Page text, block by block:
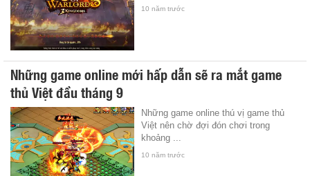
10 năm trước
Những game online mới hấp dẫn sẽ ra mắt game
thủ Việt đầu tháng 9
Những game online thú vị game thủ
Việt nên chờ đợi đón chơi trong
khoảng ...
10 năm trước